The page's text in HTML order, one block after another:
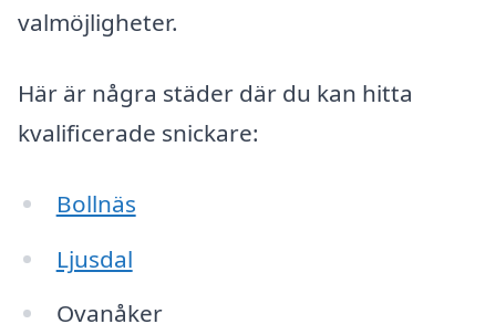
valmöjligheter.
Här är några städer där du kan hitta
kvalificerade snickare:
Bollnäs
Ljusdal
Ovanåker